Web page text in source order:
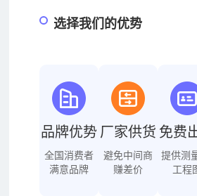
选择我们的优势
品牌优势
全国消费者
满意品牌
厂家供货
避免中间商
赚差价
免费
提供测
工程